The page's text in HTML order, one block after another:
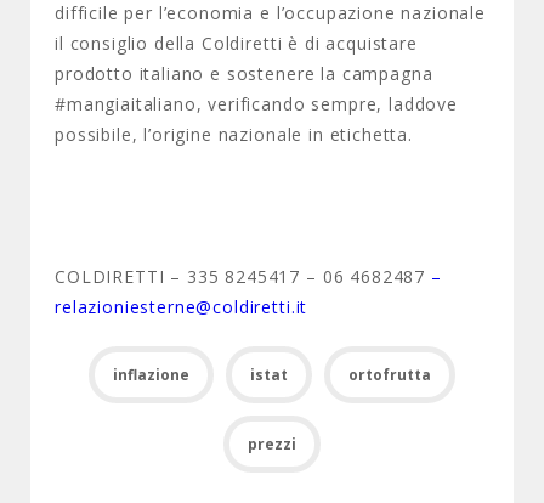
difficile per l’economia e l’occupazione nazionale
il consiglio della Coldiretti è di acquistare
prodotto italiano e sostenere la campagna
#mangiaitaliano, verificando sempre, laddove
possibile, l’origine nazionale in etichetta.
COLDIRETTI – 335 8245417 – 06 4682487 –
relazioniesterne@coldiretti.it
inflazione istat ortofrutta
prezzi